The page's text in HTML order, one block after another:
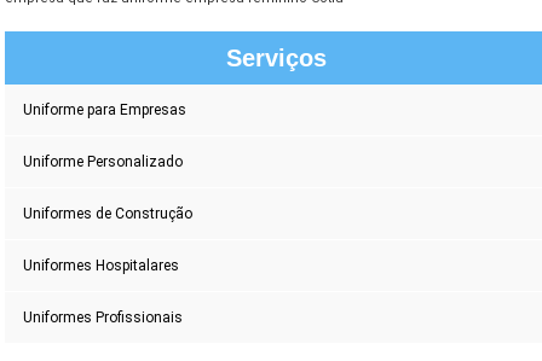
Serviços
Uniforme para Empresas
Uniforme Personalizado
Uniformes de Construção
Uniformes Hospitalares
Uniformes Profissionais